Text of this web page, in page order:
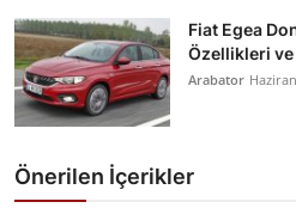
Fiat Egea
Özellikleri ve
Arabator
Önerilen İçerikler